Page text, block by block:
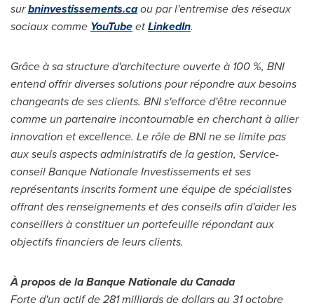
surbninvestissements.caou par l'entremise des réseaux
sociaux comme YouTubeetLinkedIn.
Grâce à sa structure d'architecture ouverte à 100 %, BNI
entend offrir diverses solutions pour répondre aux besoins
changeants de ses clients. BNI s'efforce d'être reconnue
comme un partenaire incontournable en cherchant à allier
innovation et excellence. Le rôle de BNI ne se limite pas
aux seuls aspects administratifs de la gestion, Service-
conseil Banque Nationale Investissements et ses
représentants inscrits forment une équipe de spécialistes
offrant des renseignements et des conseils afin d'aider les
conseillers à constituer un portefeuille répondant aux
objectifs financiers de leurs clients.
À propos de la Banque Nationale duCanada
Forte d'un actif de 281 milliards de dollars au 31 octobre